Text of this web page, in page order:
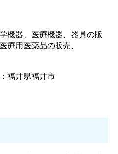
機器、医療機器、器具の販
療用医薬品の販売、
福井県福井市